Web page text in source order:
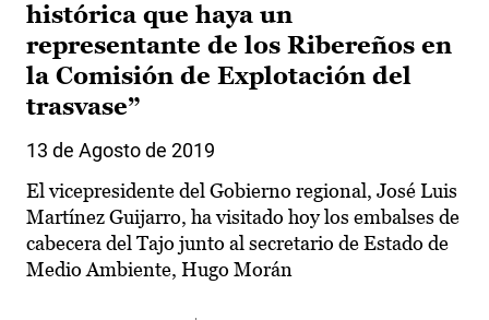
histórica que haya un
representante de los Ribereños en
la Comisión de Explotación del
trasvase”
13 de Agosto de 2019
El vicepresidente del Gobierno regional, José Luis
Martínez Guijarro, ha visitado hoy los embalses de
cabecera del Tajo junto al secretario de Estado de
Medio Ambiente, Hugo Morán